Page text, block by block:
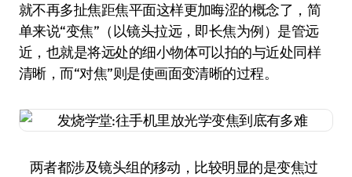
就不再多扯焦距焦平面这样更加晦涩的概念了，简
单来说“变焦”（以镜头拉远，即长焦为例）是管远
近，也就是将远处的细小物体可以拍的与近处同样
清晰，而“对焦”则是使画面变清晰的过程。
两者都涉及镜头组的移动，比较明显的是变焦过